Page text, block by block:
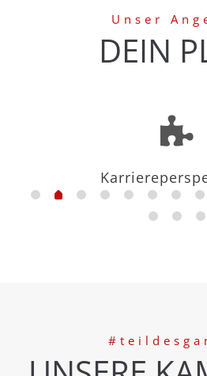
Unser
DEIN